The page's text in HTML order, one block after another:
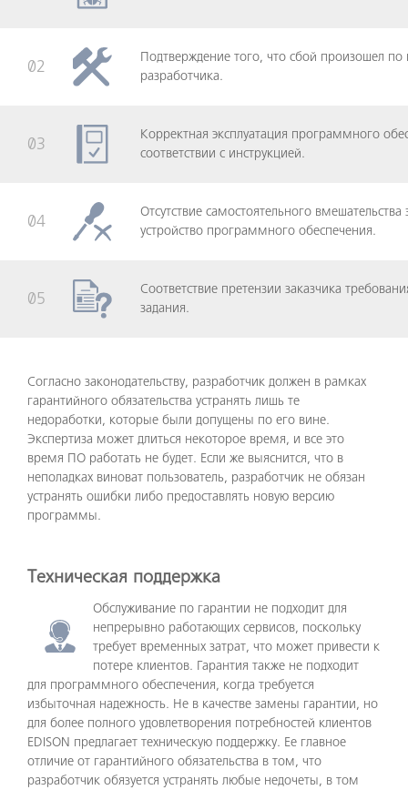
02
Подтверждение того, что сбой произошел по
разработчика.
03
Корректная эксплуатация программного
соответствии с инструкцией.
04
Отсутствие самостоятельного вмешательства
устройство программного обеспечения.
05
Соответствие претензии заказчика
задания.
Согласно законодательству, разработчик должен в рамках
гарантийного обязательства устранять лишь те
недоработки, которые были допущены по его вине.
Экспертиза может длиться некоторое время, и все это
время ПО работать не будет. Если же выяснится, что в
неполадках виноват пользователь, разработчик не обязан
устранять ошибки либо предоставлять новую версию
программы.
Техническая поддержка
Обслуживание по гарантии не подходит для
непрерывно работающих сервисов, поскольку
требует временных затрат, что может привести к
потере клиентов. Гарантия также не подходит
для программного обеспечения, когда требуется
избыточная надежность. Не в качестве замены гарантии, но
для более полного удовлетворения потребностей клиентов
EDISON предлагает техническую поддержку. Ее главное
отличие от гарантийного обязательства в том, что
разработчик обязуется устранять любые недочеты, в том